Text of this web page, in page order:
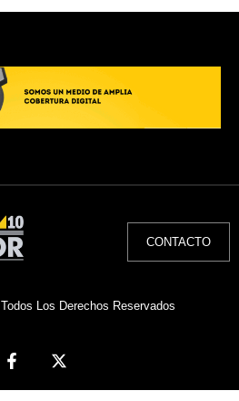
CONTACTO
Todos Los Derechos Reservados